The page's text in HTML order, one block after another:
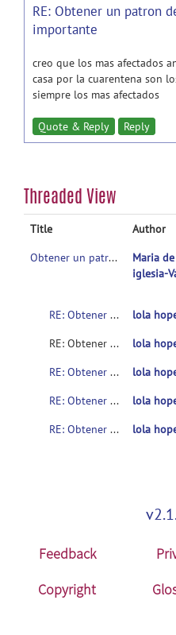
RE: Obtener un patron
importante
creo que los mas afectados
casa por la cuarentena son
siempre los mas afectados
Quote & Reply Reply
Threaded View
Title Author
Obtener un patron de normalidad es importante
Maria
iglesia-
RE: Obtener un patron de normalidad es importante lola
RE: Obtener un patron de normalidad es importante
lola
RE: Obtener un patron de normalidad es importante
lola
RE: Obtener un patron de normalidad es importante
lola
RE: Obtener un patron de normalidad es importante
lola
Feedback
Copyright